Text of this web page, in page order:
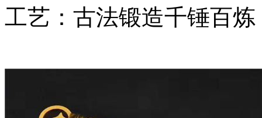
工艺：古法锻造千锤百